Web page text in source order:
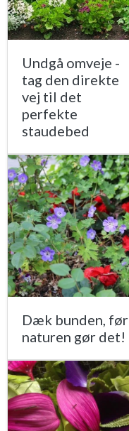
Undgå omveje -
tag den direkte
vej til det
perfekte
staudebed
Dæk bunden, før
naturen gør det!